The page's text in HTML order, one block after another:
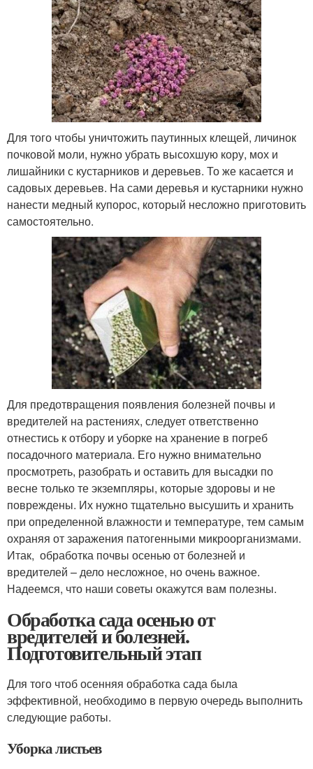
Для того чтобы уничтожить паутинных клещей, личинок
почковой моли, нужно убрать высохшую кору, мох и
лишайники с кустарников и деревьев. То же касается и
садовых деревьев. На сами деревья и кустарники нужно
нанести медный купорос, который несложно приготовить
самостоятельно.
Для предотвращения появления болезней почвы и
вредителей на растениях, следует ответственно
отнестись к отбору и уборке на хранение в погреб
посадочного материала. Его нужно внимательно
просмотреть, разобрать и оставить для высадки по
весне только те экземпляры, которые здоровы и не
повреждены. Их нужно тщательно высушить и хранить
при определенной влажности и температуре, тем самым
охраняя от заражения патогенными микроорганизмами.
Итак, обработка почвы осенью от болезней и
вредителей – дело несложное, но очень важное.
Надеемся, что наши советы окажутся вам полезны.
Обработка сада осенью от
вредителей и болезней.
Подготовительный этап
Для того чтоб осенняя обработка сада была
эффективной, необходимо в первую очередь выполнить
следующие работы.
Уборка листьев